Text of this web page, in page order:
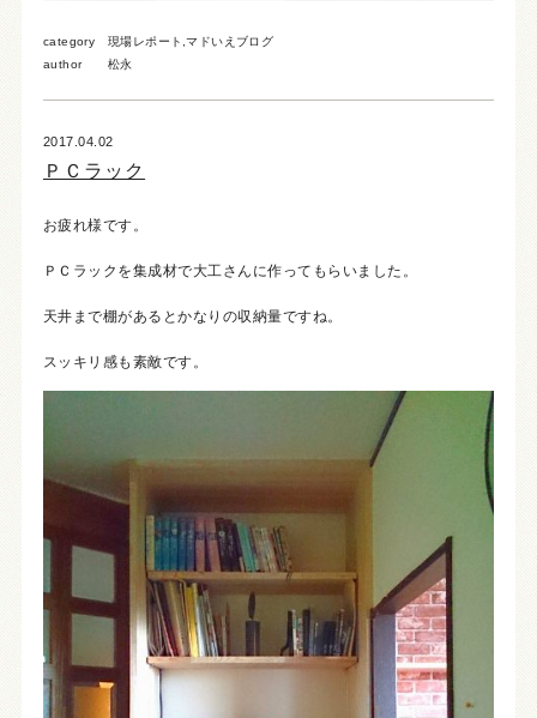
category 現場レポート ,マドいえブログ
author
松永
2017.04.02
ＰＣラック
お疲れ様です。
ＰＣラックを集成材で大工さんに作ってもらいました。
天井まで棚があるとかなりの収納量ですね。
スッキリ感も素敵です。